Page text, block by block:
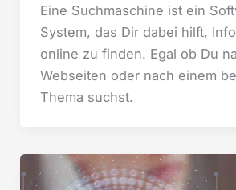
Eine Suchmaschine ist ein
System, das Dir dabei hilft,
online zu finden. Egal ob Du
Webseiten oder nach einem
Thema suchst.